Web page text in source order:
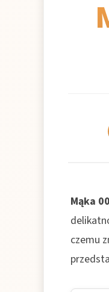
Mąka 00
czemu